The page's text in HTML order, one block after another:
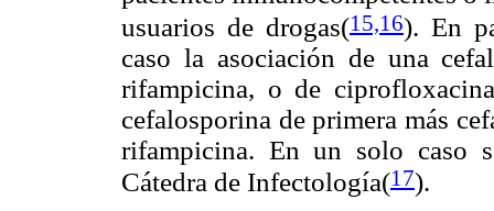
usuarios de drogas(15,16). En
caso la asociación de una
rifampicina, o de
cefalosporina de primera más
rifampicina. En un solo caso
Cátedra de Infectología(17).